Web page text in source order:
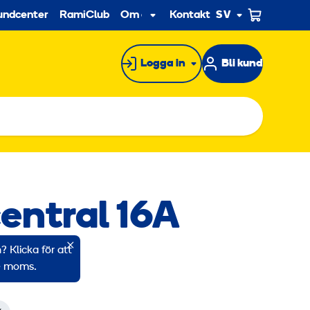
RamiClub Om ossUndermeny
Kontakt SV
Logga in Bli kund
16A
1702520
Klicka för att
moms.